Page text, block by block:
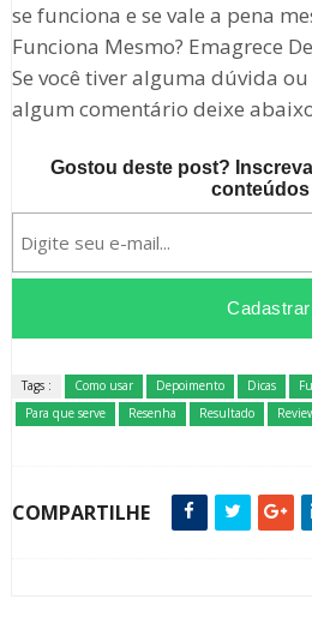
se funciona e se vale a pena
Funciona Mesmo? Emagrece
Se você tiver alguma dúvida
algum comentário deixe
Gostou deste post?
conteúdos
Tags : Como usar Depoimento Dicas
Para que serve
Resenha Resultado
COMPARTILHE